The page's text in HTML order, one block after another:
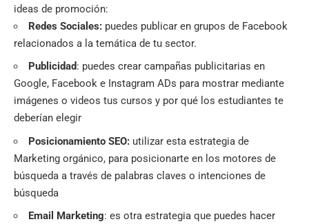
ideas de promoción:
Redes Sociales: puedes publicar en grupos de Facebook
relacionados a la temática de tu sector.
Publicidad: puedes crear campañas publicitarias en
Google, Facebook e Instagram ADs para mostrar mediante
imágenes o videos tus cursos y por qué los estudiantes te
deberían elegir
Posicionamiento SEO: utilizar esta estrategia de
Marketing orgánico, para posicionarte en los motores de
búsqueda a través de palabras claves o intenciones de
búsqueda
Email Marketing: es otra estrategia que puedes hacer